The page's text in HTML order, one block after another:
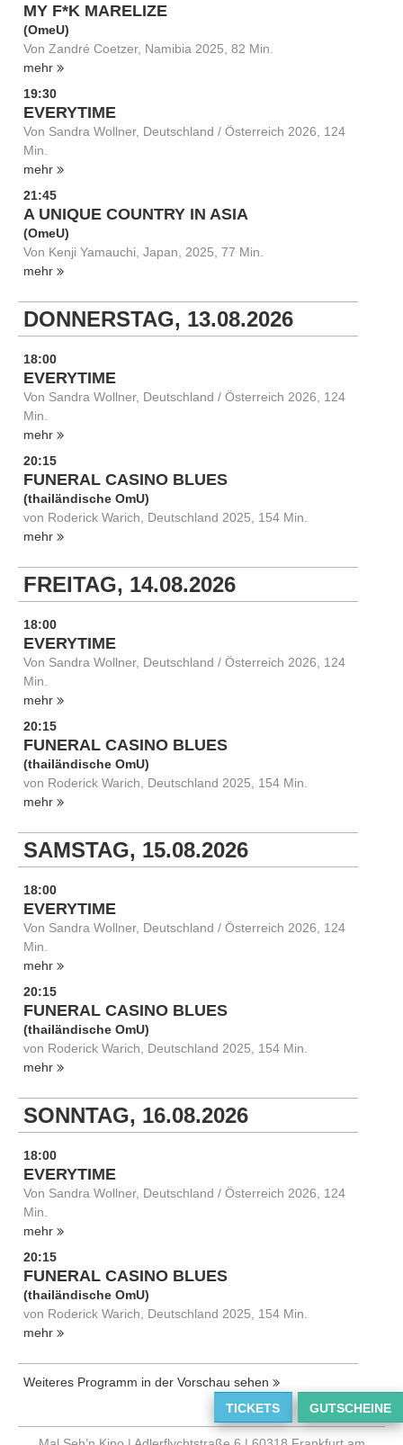
TICKETS GUTSCHEINE
MY F*K MARELIZE
(OmeU)
Von Zandré Coetzer, Namibia 2025, 82 Min.
mehr
19:30
EVERYTIME
Von Sandra Wollner, Deutschland / Österreich 2026, 124
Min.
mehr
21:45
A UNIQUE COUNTRY IN ASIA
(OmeU)
Von Kenji Yamauchi, Japan, 2025, 77 Min.
mehr
DONNERSTAG, 13.08.2026
18:00
EVERYTIME
Von Sandra Wollner, Deutschland / Österreich 2026, 124
Min.
mehr
20:15
FUNERAL CASINO BLUES
(thailändische OmU)
von Roderick Warich, Deutschland 2025, 154 Min.
mehr
FREITAG, 14.08.2026
18:00
EVERYTIME
Von Sandra Wollner, Deutschland / Österreich 2026, 124
Min.
mehr
20:15
FUNERAL CASINO BLUES
(thailändische OmU)
von Roderick Warich, Deutschland 2025, 154 Min.
mehr
SAMSTAG, 15.08.2026
18:00
EVERYTIME
Von Sandra Wollner, Deutschland / Österreich 2026, 124
Min.
mehr
20:15
FUNERAL CASINO BLUES
(thailändische OmU)
von Roderick Warich, Deutschland 2025, 154 Min.
mehr
SONNTAG, 16.08.2026
18:00
EVERYTIME
Von Sandra Wollner, Deutschland / Österreich 2026, 124
Min.
mehr
20:15
FUNERAL CASINO BLUES
(thailändische OmU)
von Roderick Warich, Deutschland 2025, 154 Min.
mehr
Weiteres Programm in der Vorschau sehen